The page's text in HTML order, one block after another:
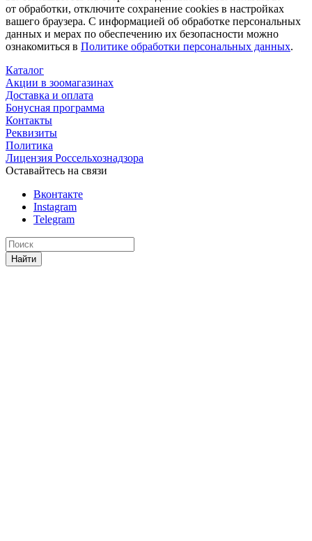
от обработки, отключите сохранение cookies в настройках
вашего браузера. С информацией об обработке персональных
данных и мерах по обеспечению их безопасности можно
ознакомиться в Политике обработки персональных данных.
Каталог
Акции в зоомагазинах
Доставка и оплата
Бонусная программа
Контакты
Реквизиты
Политика
Лицензия Россельхознадзора
Оставайтесь на связи
Вконтакте
Instagram
Telegram
Найти